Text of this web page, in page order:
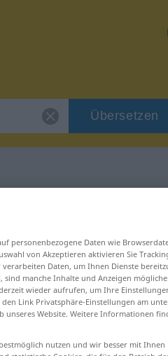
Übersetzen
personenbezogene Daten wie
von Akzeptieren aktivieren Sie
Daten, um Ihnen Dienste
manche Inhalte und Anzeigen
wieder aufrufen, um Ihre
Link Privatsphäre-Einstellungen am
Website. Weitere Informationen
nutzen und wir besser mit Ihnen